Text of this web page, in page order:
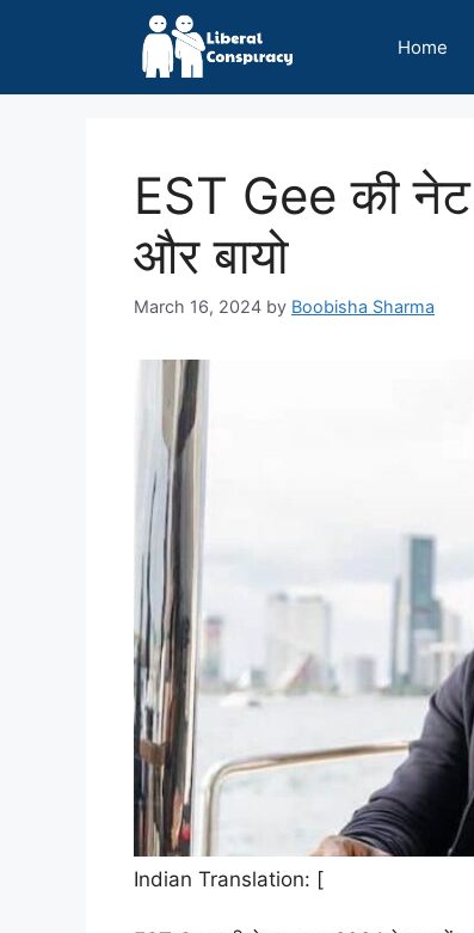
Home
EST Gee की
और बायो
March 16, 2024 by Boobisha Sharma
Indian Translation: [